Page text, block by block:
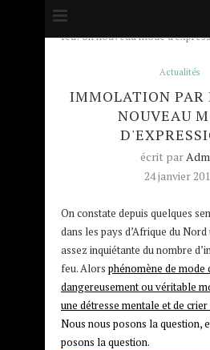
Accueil
feu: Un nouveau mode
Actualités
IMMOLATION PAR
NOUVEAU
écrit par
24 janvier
On constate depuis quelques
dans les pays d’Afrique du
assez inquiétante du nombre
feu. Alors phénomène de mode
dangereusement ou véritable
une détresse mentale et de
Nous nous posons la question,
posons la question.